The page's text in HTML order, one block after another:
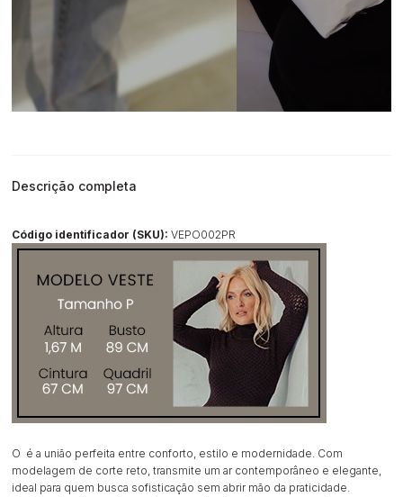
Descrição completa
Código identificador (SKU): VEPO002PR
O é a união perfeita entre conforto, estilo e modernidade. Com
modelagem de corte reto, transmite um ar contemporâneo e elegante,
ideal para quem busca sofisticação sem abrir mão da praticidade.